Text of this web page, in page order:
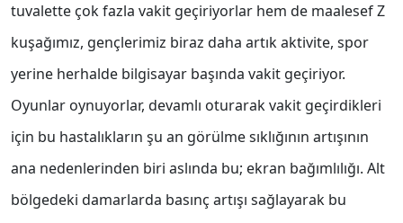
tuvalette çok fazla vakit geçiriyorlar hem de maalesef Z
kuşağımız, gençlerimiz biraz daha artık aktivite, spor
yerine herhalde bilgisayar başında vakit geçiriyor.
Oyunlar oynuyorlar, devamlı oturarak vakit geçirdikleri
için bu hastalıkların şu an görülme sıklığının artışının
ana nedenlerinden biri aslında bu; ekran bağımlılığı. Alt
bölgedeki damarlarda basınç artışı sağlayarak bu